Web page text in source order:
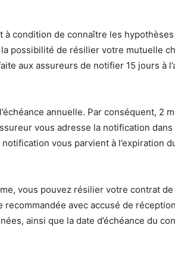
condition de connaître les
possibilité de résilier votre mutuelle
aux assureurs de notifier 15 jours à
annuelle. Par conséquent, 2
vous adresse la notification
vous parvient à l’expiration
vous pouvez résilier votre contrat
avec accusé de
ainsi que la date d’échéance du